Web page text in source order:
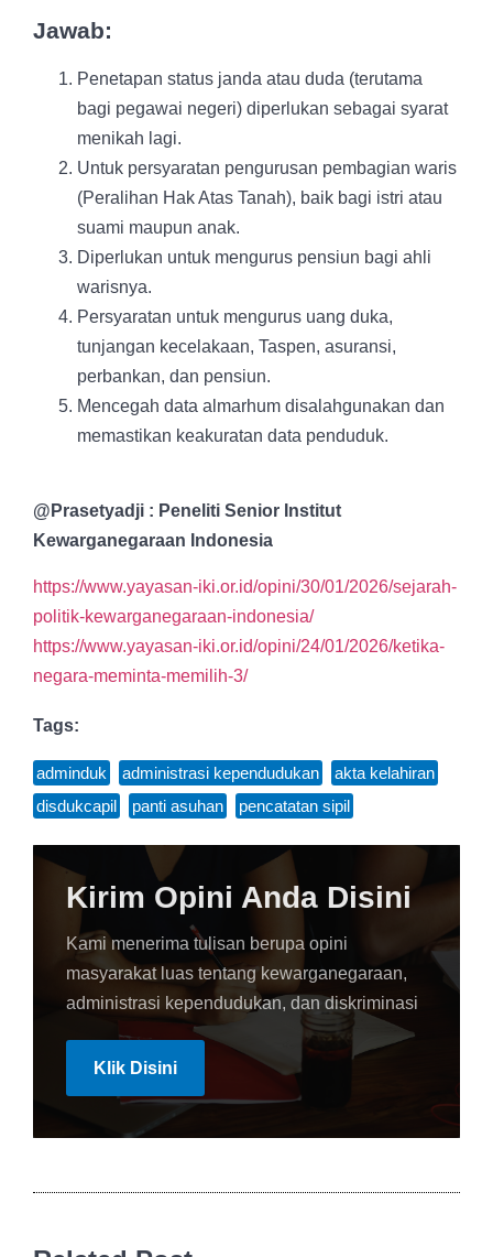
Jawab:
Penetapan status janda atau duda (terutama
bagi pegawai negeri) diperlukan sebagai syarat
menikah lagi.
Untuk persyaratan pengurusan pembagian waris
(Peralihan Hak Atas Tanah), baik bagi istri atau
suami maupun anak.
Diperlukan untuk mengurus pensiun bagi ahli
warisnya.
Persyaratan untuk mengurus uang duka,
tunjangan kecelakaan, Taspen, asuransi,
perbankan, dan pensiun.
Mencegah data almarhum disalahgunakan dan
memastikan keakuratan data penduduk.
@Prasetyadji : Peneliti Senior Institut
Kewarganegaraan Indonesia
https://www.yayasan-iki.or.id/opini/30/01/2026/sejarah-
politik-kewarganegaraan-indonesia/
https://www.yayasan-iki.or.id/opini/24/01/2026/ketika-
negara-meminta-memilih-3/
Tags:
adminduk administrasi kependudukan akta kelahiran
disdukcapil
panti asuhan pencatatan sipil
Kirim Opini Anda Disini
Kami menerima tulisan berupa opini
masyarakat luas tentang kewarganegaraan,
administrasi kependudukan, dan diskriminasi
Klik Disini